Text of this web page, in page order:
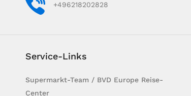
+496218202828
Service-Links
Supermarkt-Team / BVD Europe Reise-
Center